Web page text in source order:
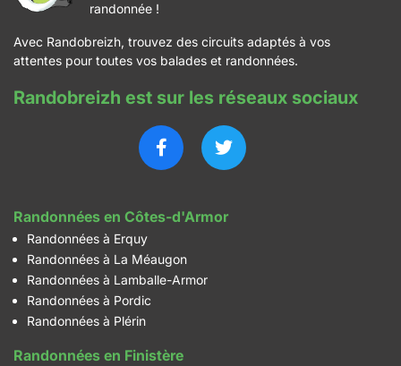
randonnée !
Avec Randobreizh, trouvez des circuits adaptés à vos
attentes pour toutes vos balades et randonnées.
Randobreizh est sur les réseaux sociaux
Randonnées en Côtes-d'Armor
Randonnées à Erquy
Randonnées à La Méaugon
Randonnées à Lamballe-Armor
Randonnées à Pordic
Randonnées à Plérin
Randonnées en Finistère